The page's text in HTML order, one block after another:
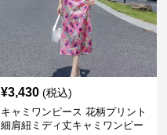
¥3,430 (税込)
キャミワンピース 花柄プリント
細肩紐ミディ丈キャミワンピー